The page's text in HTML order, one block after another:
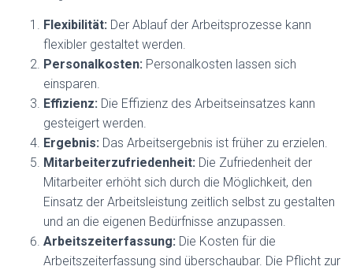
Flexibilität: Der Ablauf der Arbeitsprozesse kann
flexibler gestaltet werden.
Personalkosten: Personalkosten lassen sich
einsparen.
Effizienz: Die Effizienz des Arbeitseinsatzes kann
gesteigert werden.
Ergebnis: Das Arbeitsergebnis ist früher zu erzielen.
Mitarbeiterzufriedenheit: Die Zufriedenheit der
Mitarbeiter erhöht sich durch die Möglichkeit, den
Einsatz der Arbeitsleistung zeitlich selbst zu gestalten
und an die eigenen Bedürfnisse anzupassen.
Arbeitszeiterfassung: Die Kosten für die
Arbeitszeiterfassung sind überschaubar. Die Pflicht zur